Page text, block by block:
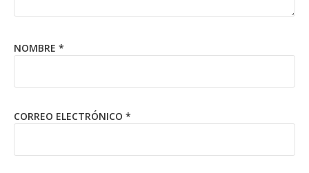
NOMBRE *
CORREO ELECTRÓNICO *